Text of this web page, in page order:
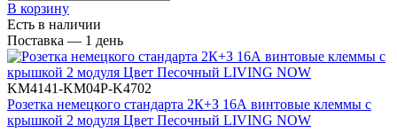
В корзинy
Есть в наличии
Поставка — 1 день
KM4141-KM04P-K4702
Розетка немецкого стандарта 2К+З 16А винтовые клеммы с
крышкой 2 модуля Цвет Песочный LIVING NOW